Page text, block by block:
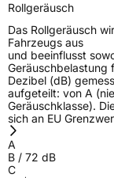
Fahrzeugklasse
C2
3PMSF /
EPREL ID 1202249
Allgemeine
Herstellerkontakt
Rollgeräusch
Das Rollgeräusch
Fahrzeugs aus
und beeinflusst
Geräuschbelastung
Dezibel (dB)
aufgeteilt: von A
Geräuschklasse).
sich an EU
A
B / 72 dB
C